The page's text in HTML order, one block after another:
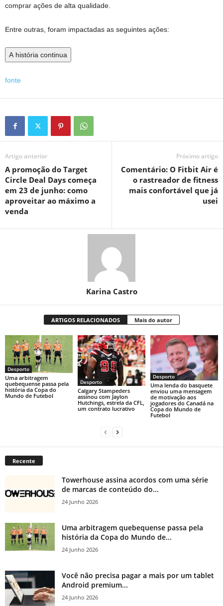
comprar ações de alta qualidade.
Entre outras, foram impactadas as seguintes ações:
A história continua
fonte
Artigo anterior
A promoção do Target
Circle Deal Days começa
em 23 de junho: como
aproveitar ao máximo a
venda
Próximo artigo
Comentário: O Fitbit Air é
o rastreador de fitness
mais confortável que já
usei
Karina Castro
ARTIGOS RELACIONADOS Mais do autor
Desporto
Uma arbitragem
quebequense passa pela
história da Copa do
Mundo de Futebol
Desporto
Calgary Stampeders
assinou com Jaylon
Hutchings, estrela da CFL,
um contrato lucrativo
Desporto
Uma lenda do basquete
enviou uma mensagem
de motivação aos
jogadores do Canadá na
Copa do Mundo de
Futebol
Recente
Towerhouse assina acordos com uma série
de marcas de conteúdo do...
24 Junho 2026
Uma arbitragem quebequense passa pela
história da Copa do Mundo de...
24 Junho 2026
Você não precisa pagar a mais por um tablet
Android premium...
24 Junho 2026